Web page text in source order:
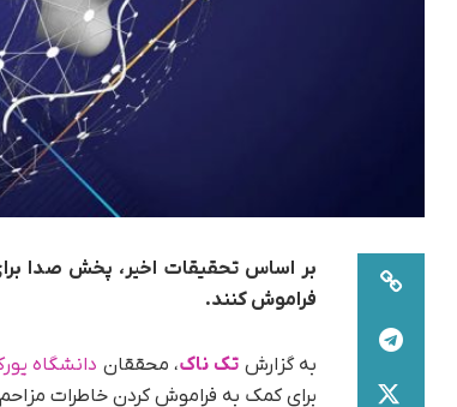
بر اساس تحقیقات اخیر، پخش صدا
فراموش کنند.
به گزارشتک ناک، محققان دانشگاه
برای کمک به فراموش کردن خاطرات